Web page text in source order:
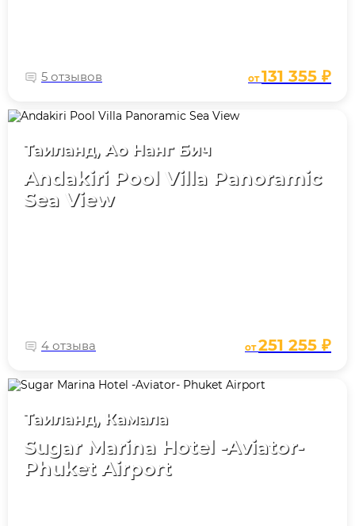
5 отзывов от131 355 ₽
Таиланд, Ао Нанг Бич
Andakiri Pool Villa Panoramic
Sea View
4 отзыва от251 255 ₽
Таиланд, Камала
Sugar Marina Hotel -Aviator-
Phuket Airport